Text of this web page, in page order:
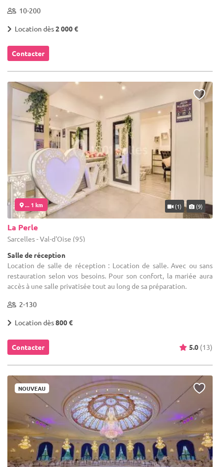
10-200
Location dès2 000 €
Contacter
... 1 km (1) (9)
La Perle
Sarcelles - Val-d'Oise (95)
Salle de réception
Location de salle de réception : Location de salle. Avec ou sans
restauration selon vos besoins. Pour son confort, la mariée aura
accès à une salle privatisée tout au long de sa préparation.
2-130
Location dès800 €
Contacter 5.0 (13)
NOUVEAU